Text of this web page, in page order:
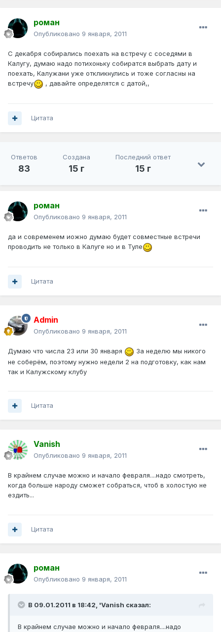
роман
Опубликовано 9 января, 2011
С декабря собирались поехать на встречу с соседями в
Калугу, думаю надо потихоньку собиратся выбрать дату и
поехать, Калужани уже откликнулись и тоже согласны на
встречу
, давайте определятся с датой,,
Цитата
Ответов
83
Создана
15 г
Последний ответ
15 г
роман
Опубликовано 9 января, 2011
да и современем иожно думаю будет совместные встречи
проводить не только в Калуге но и в Туле
Цитата
Admin
Опубликовано 9 января, 2011
Думаю что числа 23 или 30 января
За неделю мы никого
не соберём, поэтому нужно недели 2 на подготовку, как нам
так и Калужскому клубу
Цитата
Vanish
Опубликовано 9 января, 2011
В крайнем случае можно и начало февраля....надо смотреть,
когда больше народу сможет собраться, чтоб в холостую не
ездить...
Цитата
роман
Опубликовано 9 января, 2011
В 09.01.2011 в 18:42, 'Vanish сказал:
В крайнем случае можно и начало февраля....надо